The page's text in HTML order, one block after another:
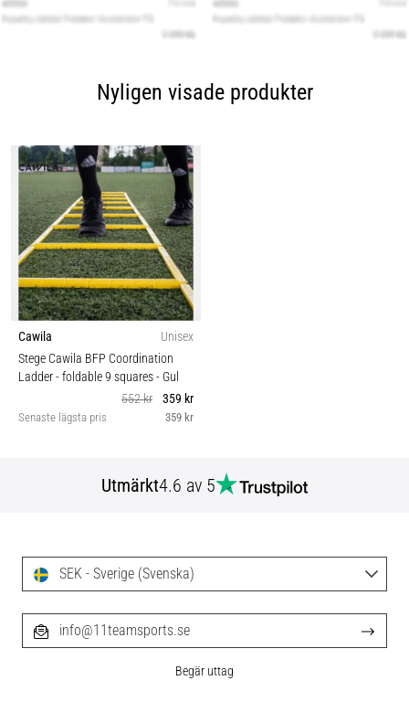
Nyligen visade produkter
Cawila
Unisex
Stege Cawila BFP Coordination
Ladder - foldable 9 squares- Gul
552 kr
359 kr
Senaste lägsta pris 359 kr
Utmärkt4.6 av 5
SEK - Sverige (Svenska)
info@11teamsports.se
Begär uttag